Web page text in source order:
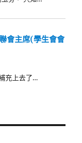
會主席(學生會會
充上去了…